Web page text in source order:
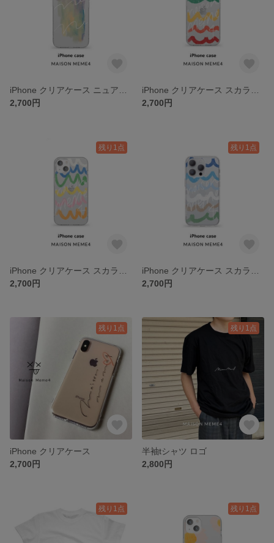
2,700円
2,700円
残り1点
2,700円
残り1点
2,700円
残り1点
iPhone クリアケース
2,700円
残り1点
半袖tシャツ ロゴ
2,800円
残り1点 残り1点